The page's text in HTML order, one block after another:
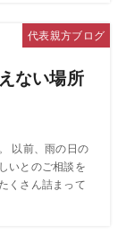
代表親方ブログ
ない場所
以前、雨の日の
いとのご相談を
くさん詰まって